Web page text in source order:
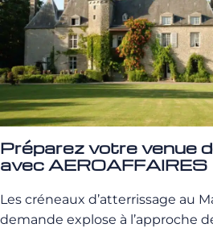
Préparez votre venue
avec AEROAFFAIRES
Les créneaux d’atterrissage au
demande explose à l’approche